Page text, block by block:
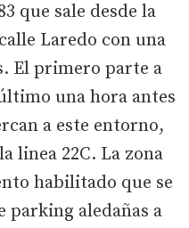
que sale desde la
Laredo con una
El primero parte a
una hora antes
a este entorno,
linea 22C. La zona
habilitado que se
parking aledañas a